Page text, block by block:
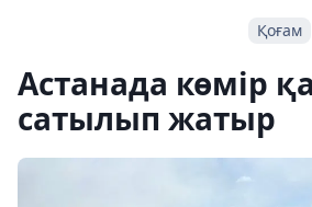
Қоғам
Астанада көмір
сатылып жатыр